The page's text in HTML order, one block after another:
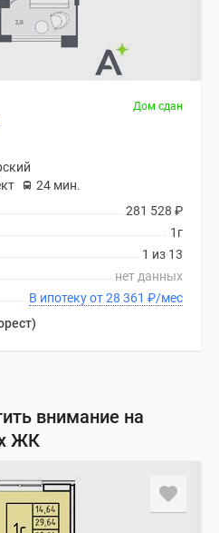
Дом сдан
24 мин.
281 528 ₽
1г
1 из 13
нет данных
В ипотеку от 28 361 ₽/мес
внимание на
ЖК